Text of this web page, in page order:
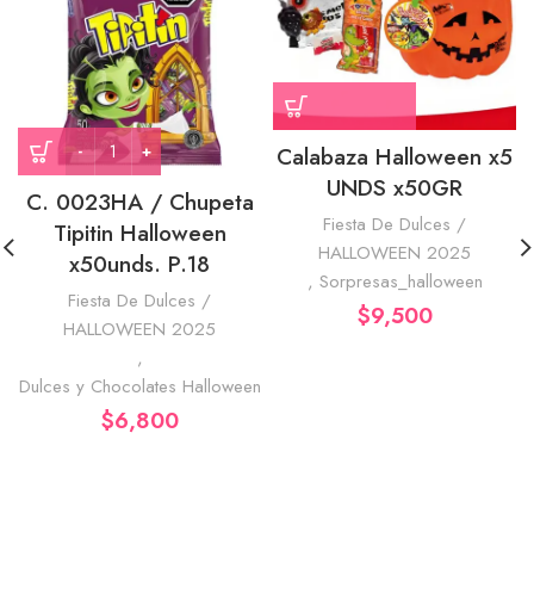
C. 0023HA / Chupeta
Tipitin Halloween
x50unds. P.18
Fiesta De Dulces /
HALLOWEEN 2025
,
Dulces y Chocolates Halloween
$6,800
Calabaza Halloween x5
UNDS x50GR
Fiesta De Dulces /
HALLOWEEN 2025
, Sorpresas_halloween
$9,500